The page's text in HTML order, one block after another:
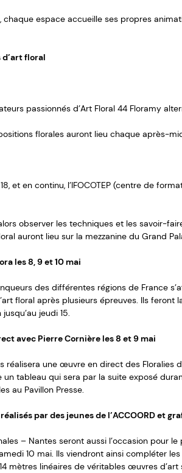
chaque espace accueille ses propres
floral
passionnés d’Art Floral 44 Floramy
florales auront lieu chaque après-
et en continu, l’IFOCOTEP (centre de
observer les techniques et les savoir-
auront lieu sur la mezzanine du Grand
les 8, 9 et 10 mai
des différentes régions de France
floral après plusieurs épreuves. Ils
jeudi 15.
avec Pierre Cornière les 8 et 9 mai
réalisera une œuvre en direct des Floralies
tableau qui sera par la suite exposé
au Pavillon Presse.
par des jeunes de l’ACCOORD et
– Nantes seront aussi l’occasion pour
10 mai. Ils viendront ainsi compléter
mètres linéaires de véritables œuvres